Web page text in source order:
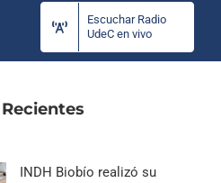
Escuchar Radio
UdeC en vivo
INDH Biobío realizó su